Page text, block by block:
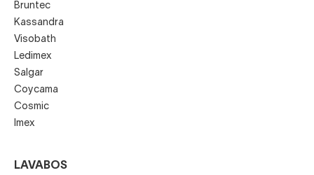
Bruntec
Kassandra
Visobath
Ledimex
Salgar
Coycama
Cosmic
Imex
LAVABOS